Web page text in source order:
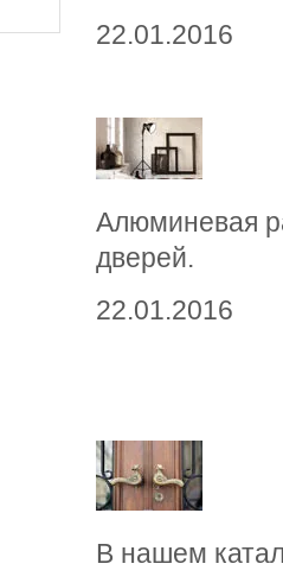
22.01.2016
Алюминевая
дверей.
22.01.2016
В нашем